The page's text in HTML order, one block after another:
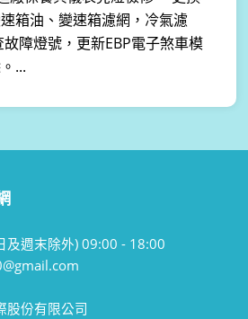
箱油、變速箱濾網，冷氣濾
障燈號，更新EBP電子煞車模
...
及週末除外) 09:00 - 18:00
股份有限公司